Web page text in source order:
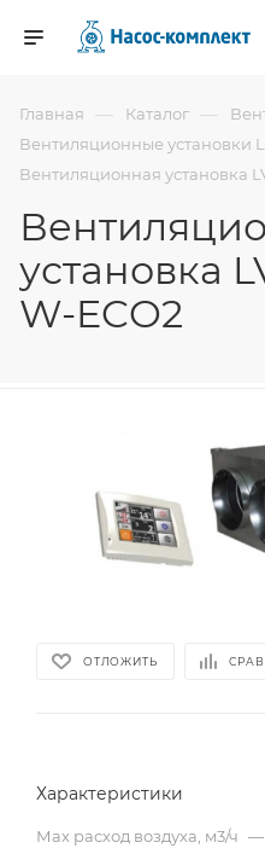
Главная — Каталог —
Вентиляционные установки
Вентиляционная установка
установка
W-ECO2
ОТЛОЖИТЬ
Характеристики
Мах расход воздуха, м3/ч —